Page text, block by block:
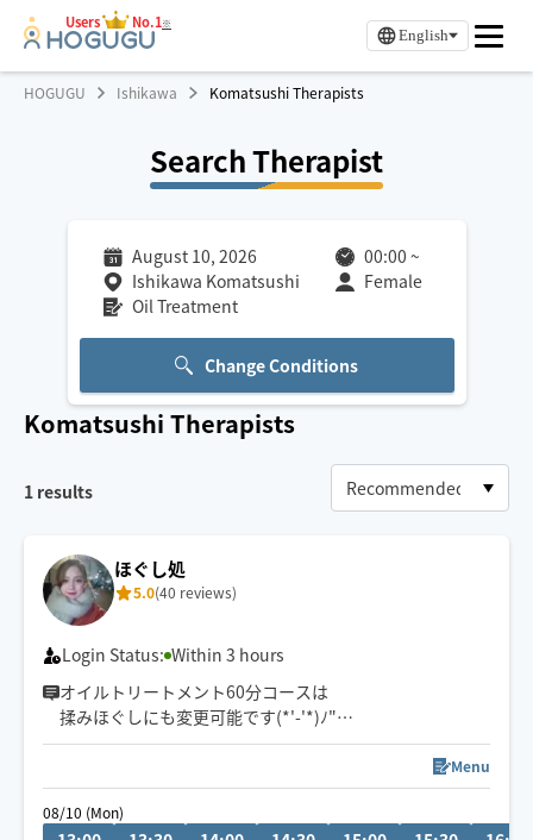
Users No.1※
English
HOGUGU Ishikawa Komatsushi Therapists
Search Therapist
August 10, 2026 00:00 ~
Ishikawa Komatsushi
Female
Oil Treatment
Change Conditions
Komatsushi Therapists
1 results
ほぐし処
5.0(40 reviews)
Login Status: Within 3 hours
オイルトリートメント60分コースは
揉みほぐしにも変更可能です(*'-'*)ﾉ"
市外からのリクエストには交通ヒや移動距離考えますと
少し難しいです。
Menu
08/10 (Mon)